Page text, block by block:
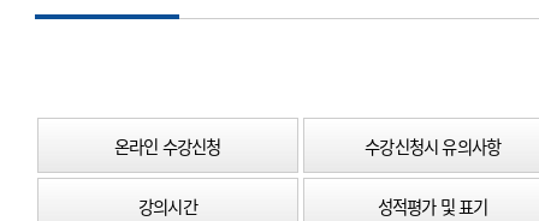
온라인 수강신청 수강신청시 유의사항
강의시간 성적평가 및 표기